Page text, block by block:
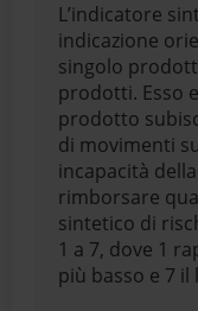
L’indicatore
indicazione
singolo
prodotti. Esso
prodotto
di movimenti
incapacità
rimborsare
sintetico di
1 a 7, dove 1
più basso e 7